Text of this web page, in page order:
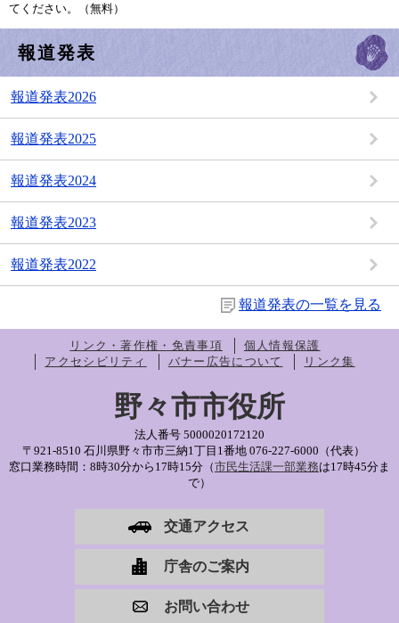
てください。（無料）
報道発表
報道発表2026
報道発表2025
報道発表2024
報道発表2023
報道発表2022
報道発表の一覧を見る
リンク・著作権・免責事項
個人情報保護
アクセシビリティ
バナー広告について リンク集
野々市市役所
法人番号 5000020172120
〒921-8510 石川県野々市市三納1丁目1番地 076-227-6000（代表）
窓口業務時間：8時30分から17時15分（市民生活課一部業務は17時45分ま
で）
交通アクセス
庁舎のご案内
お問い合わせ